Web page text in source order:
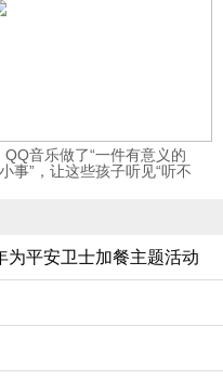
QQ音乐做了“一件有意义的
小事”，让这些孩子听见“听不
为平安卫士加餐主题活动